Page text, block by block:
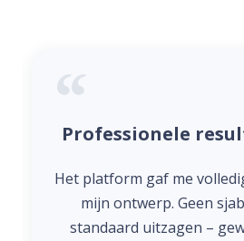
Professionele
Het platform gaf me
mijn ontwerp. Geen
standaard uitzagen –